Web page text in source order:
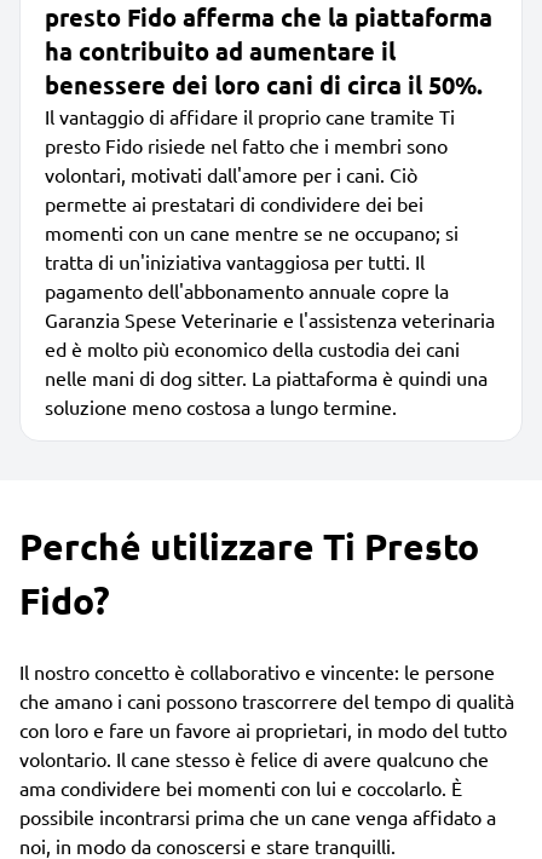
presto Fido afferma che la piattaforma
ha contribuito ad aumentare il
benessere dei loro cani di circa il 50%.
Il vantaggio di affidare il proprio cane tramite Ti
presto Fido risiede nel fatto che i membri sono
volontari, motivati dall'amore per i cani. Ciò
permette ai prestatari di condividere dei bei
momenti con un cane mentre se ne occupano; si
tratta di un'iniziativa vantaggiosa per tutti. Il
pagamento dell'abbonamento annuale copre la
Garanzia Spese Veterinarie e l'assistenza veterinaria
ed è molto più economico della custodia dei cani
nelle mani di dog sitter. La piattaforma è quindi una
soluzione meno costosa a lungo termine.
Perché utilizzare Ti Presto
Fido?
Il nostro concetto è collaborativo e vincente: le persone
che amano i cani possono trascorrere del tempo di qualità
con loro e fare un favore ai proprietari, in modo del tutto
volontario. Il cane stesso è felice di avere qualcuno che
ama condividere bei momenti con lui e coccolarlo. È
possibile incontrarsi prima che un cane venga affidato a
noi, in modo da conoscersi e stare tranquilli.